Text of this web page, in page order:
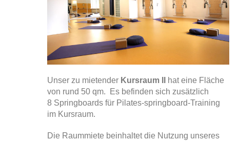
Unser zu mietender Kursraum II
hat eine Fläche
von rund 50 qm. Es befinden sich zusätzlich
8 Springboards für Pilates-springboard-Training
im Kursraum.
Die Raummiete beinhaltet die Nutzung unseres